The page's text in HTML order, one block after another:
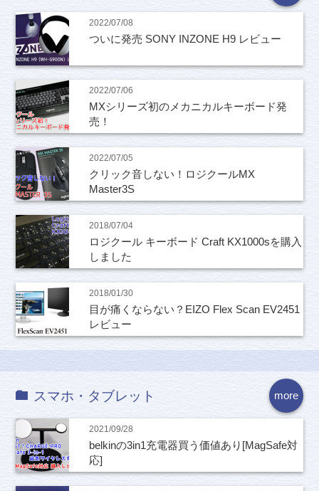
2022/07/08
ついに発売 SONY INZONE H9 レビュー
2022/07/06
MXシリーズ初のメカニカルキーボード発
売！
2022/07/05
クリック音しない！ロジクールMX
Master3S
2018/07/04
ロジクール キーボード Craft KX1000sを購入
しました
2018/01/30
目が痛くならない？EIZO Flex Scan EV2451
レビュー
more
スマホ・タブレット
2021/09/28
belkinの3in1充電器買う価値あり[MagSafe対
応]